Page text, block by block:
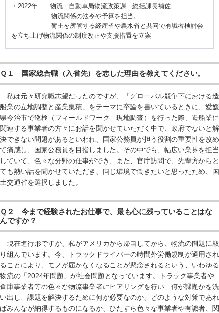
・2022年 物流・自動車局物流政策課 総括課長補佐
物流関係の法令や予算を担当。
荷主を所管する経産省や農水省と共同で有識者検討会
を立ち上げ物流関係の制度改正や支援措置を立案
Ｑ１ 国家総合職（入省先）を志した理由を教えてください。
私は元々研究職志望だったのですが、「グローバル競争下における造
船業の立地調整と産業集積」をテーマに卒論を書いているときに、愛媛
県今治市で巡検（フィールドワーク、現地調査）を行った際、造船業に
関連する事業者の方々にお話を聞かせていただく中で、政府でないと解
決できない問題があるといわれ、国家公務員が担う役割の重要性を改め
て痛感し、国家公務員を目指しました。その中でも、幅広い業界を担当
していて、色々な分野の仕事ができ、また、官庁訪問で、先輩方からと
ても熱い話を聞かせていただき、同じ環境で働きたいと思ったため、国
土交通省を選択しました。
Ｑ２ 今まで経験されたお仕事で、最も心に残っていることはな
んですか？
現在進行形ですが、私がアメリカから帰国してから、物流の問題に取
り組んでいます。今、トラックドライバーの時間外労働規制が適用され
ることにより、モノが届かなくなることが懸念されるという、いわゆる
物流の「2024年問題」が社会問題となっています。トラック事業者や
倉庫事業者等の色々な物流事業者にヒアリングを行い、何が課題かを洗
い出し、課題を解決するために何が必要なのか、どのような対策であれ
ばみんなが納得するものになるか、ひたすら色々な事業者や有識者、関